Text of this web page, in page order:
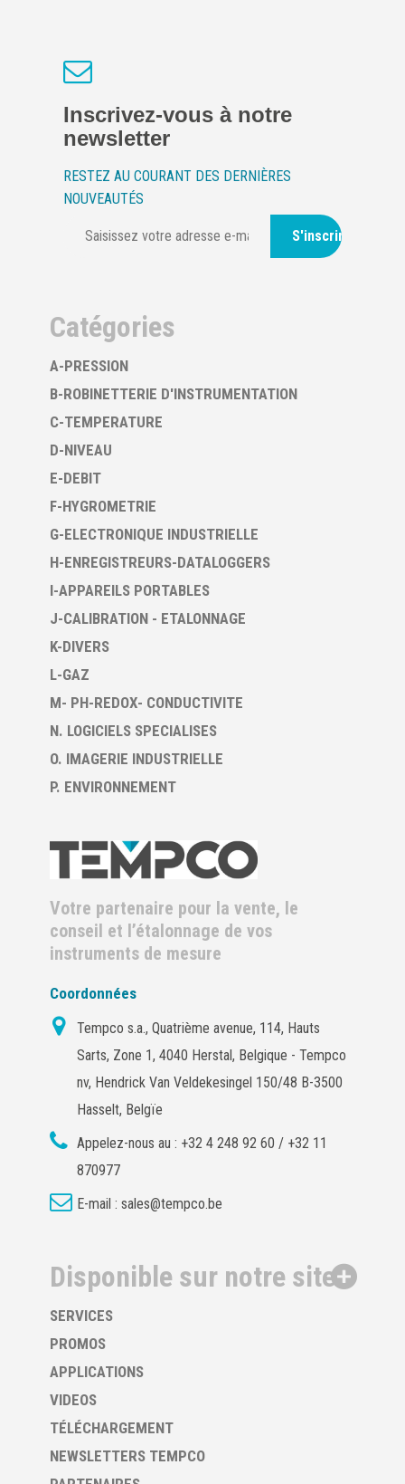
Inscrivez-vous à notre
newsletter
RESTEZ AU COURANT DES DERNIÈRES
NOUVEAUTÉS
S'inscrire
Catégories
A-PRESSION
B-ROBINETTERIE D'INSTRUMENTATION
C-TEMPERATURE
D-NIVEAU
E-DEBIT
F-HYGROMETRIE
G-ELECTRONIQUE INDUSTRIELLE
H-ENREGISTREURS-DATALOGGERS
I-APPAREILS PORTABLES
J-CALIBRATION - ETALONNAGE
K-DIVERS
L-GAZ
M- PH-REDOX- CONDUCTIVITE
N. LOGICIELS SPECIALISES
O. IMAGERIE INDUSTRIELLE
P. ENVIRONNEMENT
Votre partenaire pour la vente, le
conseil et l’étalonnage de vos
instruments de mesure
Coordonnées
Tempco s.a., Quatrième avenue, 114, Hauts
Sarts, Zone 1, 4040 Herstal, Belgique - Tempco
nv, Hendrick Van Veldekesingel 150/48 B-3500
Hasselt, Belgïe
Appelez-nous au : +32 4 248 92 60 / +32 11
870977
E-mail : sales@tempco.be
Disponible sur notre site
SERVICES
PROMOS
APPLICATIONS
VIDEOS
TÉLÉCHARGEMENT
NEWSLETTERS TEMPCO